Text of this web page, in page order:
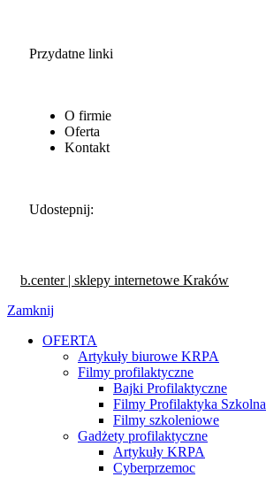
Przydatne linki
O firmie
Oferta
Kontakt
Udostepnij:
b.center | sklepy internetowe Kraków
Zamknij
OFERTA
Artykuły biurowe KRPA
Filmy profilaktyczne
Bajki Profilaktyczne
Filmy Profilaktyka Szkolna
Filmy szkoleniowe
Gadżety profilaktyczne
Artykuły KRPA
Cyberprzemoc